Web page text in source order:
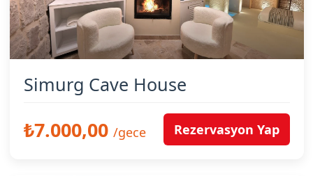
Simurg Cave House
₺7.000,00 /gece Rezervasyon Yap